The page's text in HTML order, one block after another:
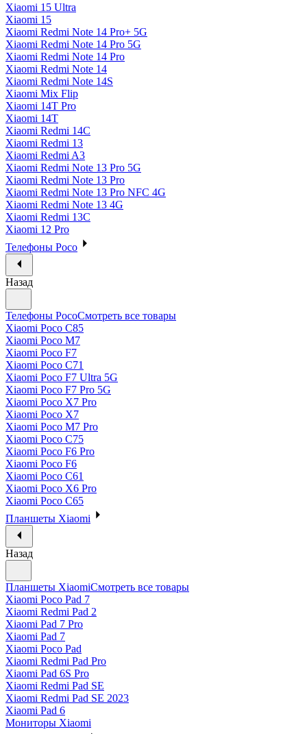
Xiaomi 15 Ultra
Xiaomi 15
Xiaomi Redmi Note 14 Pro+ 5G
Xiaomi Redmi Note 14 Pro 5G
Xiaomi Redmi Note 14 Pro
Xiaomi Redmi Note 14
Xiaomi Redmi Note 14S
Xiaomi Mix Flip
Xiaomi 14T Pro
Xiaomi 14T
Xiaomi Redmi 14C
Xiaomi Redmi 13
Xiaomi Redmi A3
Xiaomi Redmi Note 13 Pro 5G
Xiaomi Redmi Note 13 Pro
Xiaomi Redmi Note 13 Pro NFC 4G
Xiaomi Redmi Note 13 4G
Xiaomi Redmi 13C
Xiaomi 12 Pro
Телефоны Poco
Назад
Телефоны PocoСмотреть все товары
Xiaomi Poco C85
Xiaomi Poco M7
Xiaomi Poco F7
Xiaomi Poco C71
Xiaomi Poco F7 Ultra 5G
Xiaomi Poco F7 Pro 5G
Xiaomi Poco X7 Pro
Xiaomi Poco X7
Xiaomi Poco M7 Pro
Xiaomi Poco C75
Xiaomi Poco F6 Pro
Xiaomi Poco F6
Xiaomi Poco C61
Xiaomi Poco X6 Pro
Xiaomi Poco C65
Планшеты Xiaomi
Назад
Планшеты XiaomiСмотреть все товары
Xiaomi Poco Pad 7
Xiaomi Redmi Pad 2
Xiaomi Pad 7 Pro
Xiaomi Pad 7
Xiaomi Poco Pad
Xiaomi Redmi Pad Pro
Xiaomi Pad 6S Pro
Xiaomi Redmi Pad SE
Xiaomi Redmi Pad SE 2023
Xiaomi Pad 6
Мониторы Xiaomi